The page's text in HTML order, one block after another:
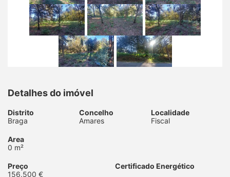
Detalhes do imóvel
Distrito
Braga
Concelho
Amares
Localidade
Fiscal
Area
0 m²
Preço
156.500 €
Certificado Energético